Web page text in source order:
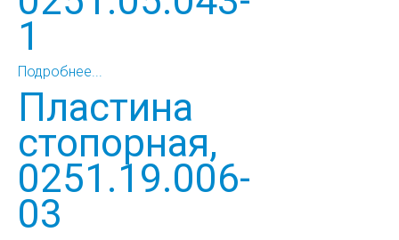
1
Подробнее...
Пластина
стопорная,
0251.19.006-
03